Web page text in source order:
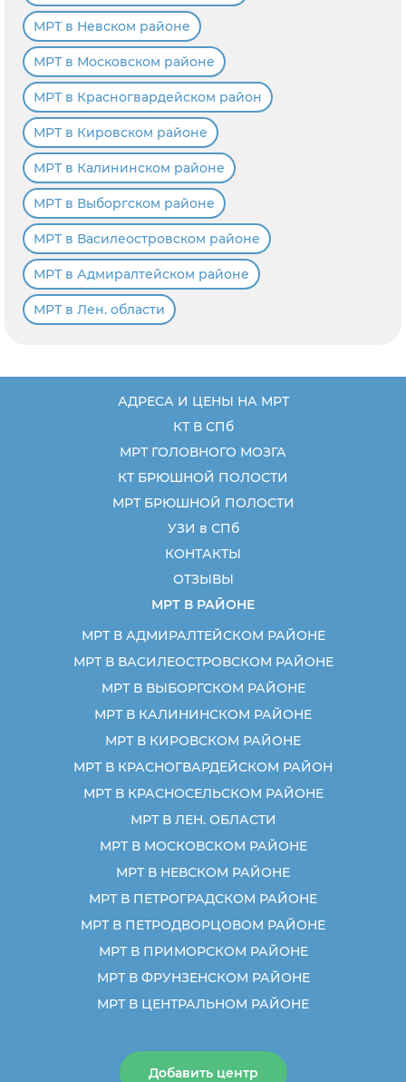
МРТ в Невском районе
МРТ в Московском районе
МРТ в Красногвардейском район
МРТ в Кировском районе
МРТ в Калининском районе
МРТ в Выборгском районе
МРТ в Василеостровском районе
МРТ в Адмиралтейском районе
МРТ в Лен. области
АДРЕСА И ЦЕНЫ НА МРТ
КТ В СПб
МРТ ГОЛОВНОГО МОЗГА
КТ БРЮШНОЙ ПОЛОСТИ
МРТ БРЮШНОЙ ПОЛОСТИ
УЗИ в СПб
КОНТАКТЫ
ОТЗЫВЫ
МРТ В РАЙОНЕ
МРТ В АДМИРАЛТЕЙСКОМ РАЙОНЕ
МРТ В ВАСИЛЕОСТРОВСКОМ РАЙОНЕ
МРТ В ВЫБОРГСКОМ РАЙОНЕ
МРТ В КАЛИНИНСКОМ РАЙОНЕ
МРТ В КИРОВСКОМ РАЙОНЕ
МРТ В КРАСНОГВАРДЕЙСКОМ РАЙОН
МРТ В КРАСНОСЕЛЬСКОМ РАЙОНЕ
МРТ В ЛЕН. ОБЛАСТИ
МРТ В МОСКОВСКОМ РАЙОНЕ
МРТ В НЕВСКОМ РАЙОНЕ
МРТ В ПЕТРОГРАДСКОМ РАЙОНЕ
МРТ В ПЕТРОДВОРЦОВОМ РАЙОНЕ
МРТ В ПРИМОРСКОМ РАЙОНЕ
МРТ В ФРУНЗЕНСКОМ РАЙОНЕ
МРТ В ЦЕНТРАЛЬНОМ РАЙОНЕ
Добавить центр